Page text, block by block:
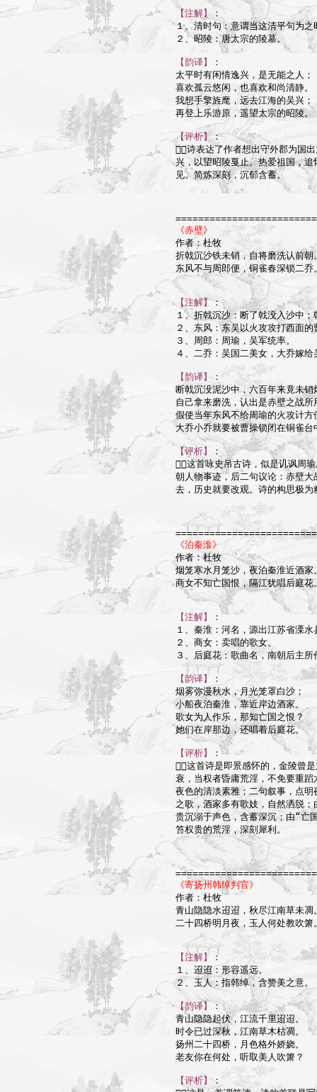
【注解】
：
１、清时句：意谓当这清平句为
２、昭陵：唐太宗的陵墓。
【韵译】
：
太平时有闲情逸兴，是无能之人；
喜欢孤云悠闲，也喜欢和尚清静。
我想手擎旌麾，远去江海的吴兴；
再登上乐游原，遥望太宗的昭陵。
【评析】 ：
诗表达了作者想出守外郡为国
兴，以望昭陵戛止。热爱祖国，
见。简炼深刻，沉郁含蓄。
《赤壁》
作者：杜牧
折戟沉沙铁未销，自将磨洗认前朝
东风不与周郎便，铜雀春深锁二乔
【注解】：
１、折戟沉沙：断了戟没入沙中
２、东风：东吴以火攻攻打西面
３、周郎：周瑜，吴军统率。
４、二乔：吴国二美女，大乔嫁
【韵译】 ：
断戟沉没泥沙中，六百年来竟未销
自己拿来磨洗，认出是赤壁之战所
假使当年东风不给周瑜的火攻计方
大乔小乔就要被曹操锁闭在铜雀台
【评析】
：
这首咏史吊古诗，似是讥讽周
朝人物事迹，后二句议论：赤壁
去，历史就要改观。诗的构思极为
《泊秦淮》
作者：杜牧
烟笼寒水月笼沙，夜泊秦淮近酒家
商女不知亡国恨，隔江犹唱后庭花
【注解】
：
１、秦淮：河名，源出江苏省溧
２、商女：卖唱的歌女。
３、后庭花：歌曲名，南朝后主
【韵译】
：
烟雾弥漫秋水，月光笼罩白沙；
小船夜泊秦淮，靠近岸边酒家。
歌女为人作乐，那知亡国之恨？
她们在岸那边，还唱着后庭花。
【评析】
：
这首诗是即景感怀的，金陵曾
衰，当权者昏庸荒淫，不免要重
夜色的清淡素雅；二句叙事，点
之歌，酒家多有歌妓，自然洒脱
贵沉溺于声色，含蓄深沉；由“亡
笞权贵的荒淫，深刻犀利。
《寄扬州韩绰判官》
作者：杜牧
青山隐隐水迢迢，秋尽江南草未凋
二十四桥明月夜，玉人何处教吹箫
【注解】 ：
１、迢迢：形容遥远。
２、玉人：指韩绰，含赞美之意。
【韵译】
：
青山隐隐起伏，江流千里迢迢。
时令已过深秋，江南草木枯凋。
扬州二十四桥，月色格外娇娆。
老友你在何处，听取美人吹箫？
【评析】 ：